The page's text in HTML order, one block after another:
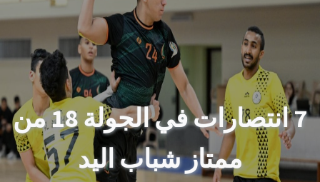
7 انتصارات في الجولة 18 من
ممتاز شباب اليد